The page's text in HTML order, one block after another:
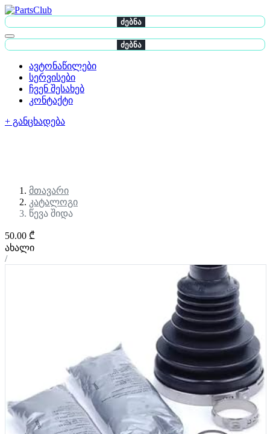
ძებნა
ძებნა
ავტონაწილები
სერვისები
ჩვენ შესახებ
კონტაქტი
+ განცხადება
მთავარი
კატალოგი
წევა შიდა
50.00 ₾
ახალი
/